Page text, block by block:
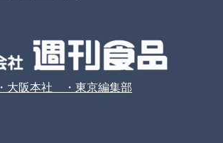
・大阪本社 ・東京編集部